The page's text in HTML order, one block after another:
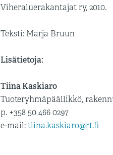
Viheraluerakantajat ry, 2010.
Teksti: Marja Bruun
Lisätietoja:
Tiina Kaskiaro
Tuoteryhmäpäällikkö,
p. +358 50 466 0297
e-mail: tiina.kaskiaro@rt.fi